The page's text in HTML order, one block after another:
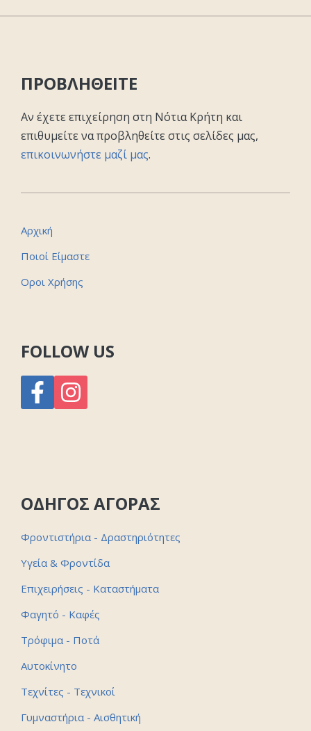
ΠΡΟΒΛΗΘΕΙΤΕ
Αν έχετε επιχείρηση στη Νότια Κρήτη και
επιθυμείτε να προβληθείτε στις σελίδες μας,
επικοινωνήστε μαζί μας.
Αρχική
Ποιοί Είμαστε
Οροι Χρήσης
FOLLOW US
ΟΔΗΓΟΣ ΑΓΟΡΑΣ
Φροντιστήρια - Δραστηριότητες
Υγεία & Φροντίδα
Επιχειρήσεις - Καταστήματα
Φαγητό - Καφές
Τρόφιμα - Ποτά
Αυτοκίνητο
Τεχνίτες - Τεχνικοί
Γυμναστήρια - Αισθητική